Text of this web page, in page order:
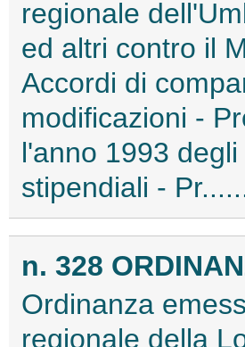
regionale
ed altri contro il
Accordi di
modificazioni -
l'anno 1993
stipendiali -
n. 328
Ordinanza
regionale della